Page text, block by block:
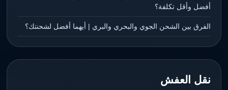
أفضل وأقل تكلفة؟
الفرق بين الشحن الجوي والبحري والبري | أيهما أفضل لشحنتك؟
نقل العفش